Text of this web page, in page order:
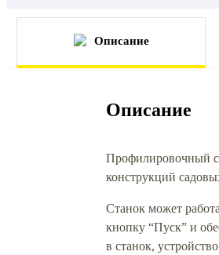
Описание
Описание
Профилировочный
конструкций
Станок может
кнопку “Пуск” и
в станок,